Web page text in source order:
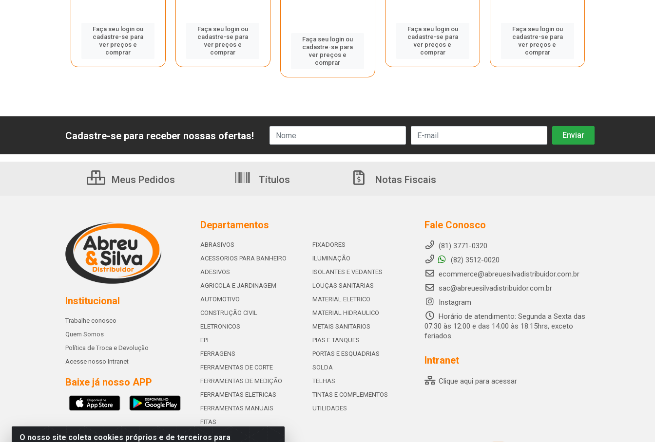
Faça seu login ou
cadastre-se para
ver preços e
comprar
Faça seu login ou
cadastre-se para
ver preços e
comprar
Faça seu login ou
cadastre-se para
ver preços e
comprar
Faça seu login ou
cadastre-se para
ver preços e
comprar
Faça seu login ou
cadastre-se para
ver preços e
comprar
O nosso site coleta cookies próprios e de terceiros para
Cadastre-se para receber nossas ofertas!
Meus Pedidos Títulos Notas Fiscais
Institucional
Trabalhe conosco
Quem Somos
Política de Troca e Devolução
Acesse nosso Intranet
Baixe já nosso APP
Departamentos
ABRASIVOS
ACESSORIOS PARA BANHEIRO
ADESIVOS
AGRICOLA E JARDINAGEM
AUTOMOTIVO
CONSTRUÇÃO CIVIL
ELETRONICOS
EPI
FERRAGENS
FERRAMENTAS DE CORTE
FERRAMENTAS DE MEDIÇÃO
FERRAMENTAS ELETRICAS
FERRAMENTAS MANUAIS
FITAS
FIXADORES
ILUMINAÇÃO
ISOLANTES E VEDANTES
LOUÇAS SANITARIAS
MATERIAL ELETRICO
MATERIAL HIDRAULICO
METAIS SANITARIOS
PIAS E TANQUES
PORTAS E ESQUADRIAS
SOLDA
TELHAS
TINTAS E COMPLEMENTOS
UTILIDADES
Fale Conosco
(81) 3771-0320
(82) 3512-0020
ecommerce@abreuesilvadistribuidor.com.br
sac@abreuesilvadistribuidor.com.br
Instagram
Horário de atendimento: Segunda a Sexta das
07:30 às 12:00 e das 14:00 às 18:15hrs, exceto
feriados.
Intranet
Clique aqui para acessar